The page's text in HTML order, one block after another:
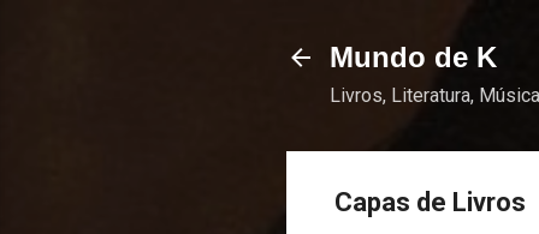
Mundo de K
Livros, Literatura,
Capas de Livros